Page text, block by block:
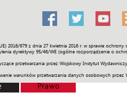
2016/679 z dnia 27 kwietnia 2016 r. w sprawie
dyrektywy 95/46/WE (ogólne rozporządzenie o
przetwarzania przez Wojskowy Instytut
warunków przetwarzania danych osobowych
Społeczność Sport Historia
Prawo